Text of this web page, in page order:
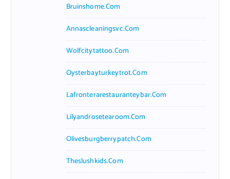
Bruinshome.com
Annascleaningsvc.com
Wolfcitytattoo.com
Oysterbayturkeytrot.com
Lafronterarestauranteybar.com
Lilyandrosetearoom.com
Olivesburgberrypatch.com
Theslushkids.com